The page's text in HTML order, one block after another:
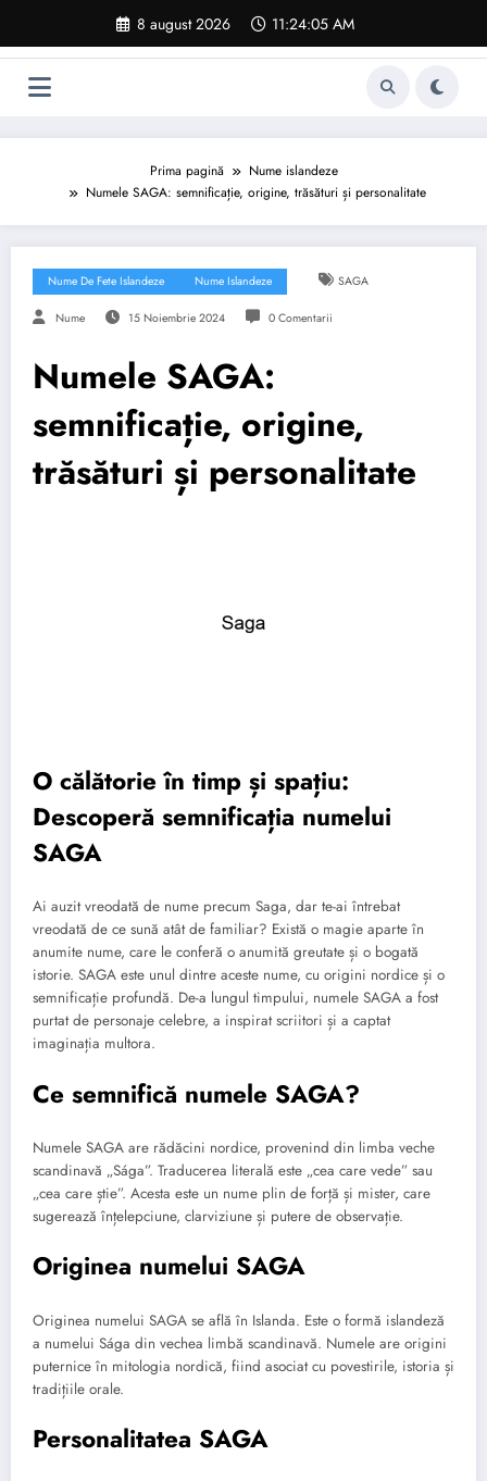
conținut
8 august 2026 11:24:06 AM
Prima pagină
Nume islandeze
Numele SAGA: semnificație, origine, trăsături și personalitate
Nume De Fete Islandeze Nume Islandeze SAGA
Nume 15 Noiembrie 2024 0 Comentarii
Numele SAGA:
semnificație, origine,
trăsături și personalitate
O călătorie în timp și spațiu:
Descoperă semnificația numelui
SAGA
Ai auzit vreodată de nume precum Saga, dar te-ai întrebat
vreodată de ce sună atât de familiar? Există o magie aparte în
anumite nume, care le conferă o anumită greutate și o bogată
istorie. SAGA este unul dintre aceste nume, cu origini nordice și o
semnificație profundă. De-a lungul timpului, numele SAGA a fost
purtat de personaje celebre, a inspirat scriitori și a captat
imaginația multora.
Ce semnifică numele SAGA?
Numele SAGA are rădăcini nordice, provenind din limba veche
scandinavă „Sága”. Traducerea literală este „cea care vede” sau
„cea care știe”. Acesta este un nume plin de forță și mister, care
sugerează înțelepciune, clarviziune și putere de observație.
Originea numelui SAGA
Originea numelui SAGA se află în Islanda. Este o formă islandeză
a numelui Sága din vechea limbă scandinavă. Numele are origini
puternice în mitologia nordică, fiind asociat cu povestirile, istoria și
tradițiile orale.
Personalitatea SAGA